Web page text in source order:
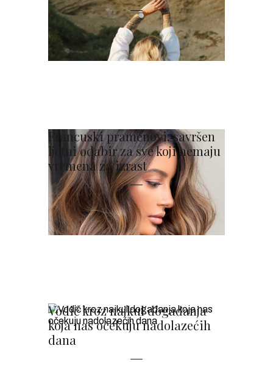
Francuski pramenovi: savršen
ljetni odabir za sve koji nemaju
vremena za izrast
Vodič kroz najkul događanja
koja nas očekuju nadolazećih
dana